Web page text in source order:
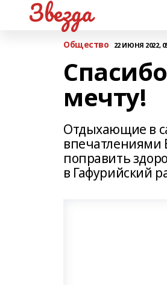
Звезда
Общество 22 ИЮНЯ 2022,
мечту!
Отдыхающие в
впечатлениями
поправить
в Гафурийский